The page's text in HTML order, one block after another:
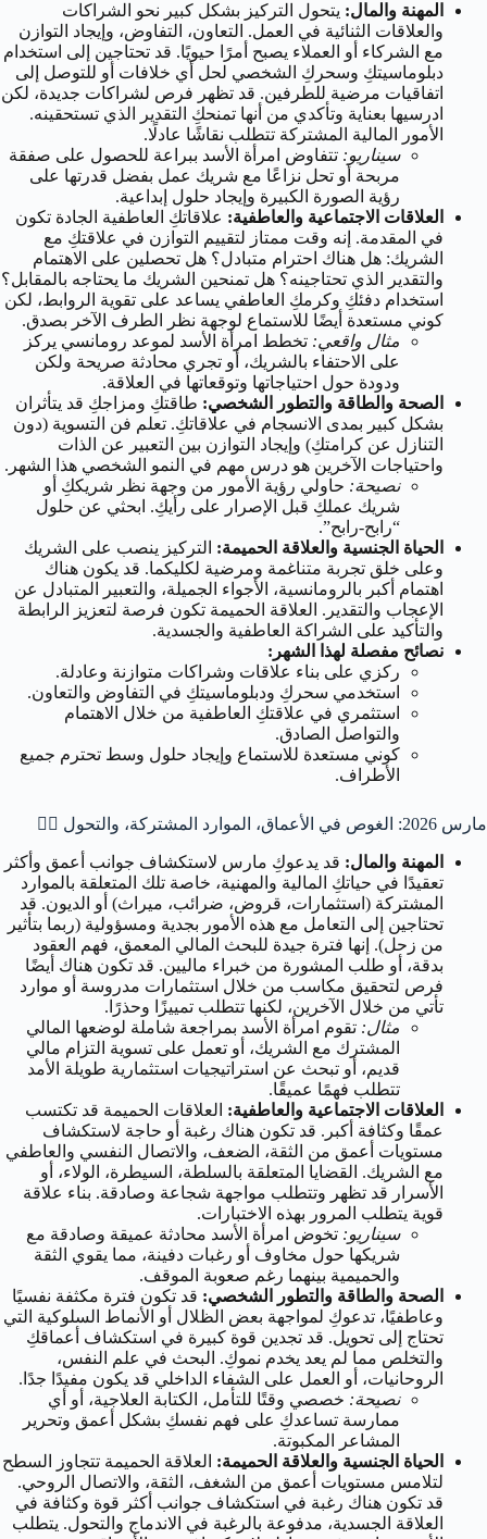
المهنة والمال: يتحول التركيز بشكل كبير نحو الشراكات
والعلاقات الثنائية في العمل. التعاون، التفاوض، وإيجاد التوازن
مع الشركاء أو العملاء يصبح أمرًا حيويًا. قد تحتاجين إلى استخدام
دبلوماسيتكِ وسحركِ الشخصي لحل أي خلافات أو للتوصل إلى
اتفاقيات مرضية للطرفين. قد تظهر فرص لشراكات جديدة، لكن
ادرسيها بعناية وتأكدي من أنها تمنحكِ التقدير الذي تستحقينه.
الأمور المالية المشتركة تتطلب نقاشًا عادلًا.
سيناريو: تتفاوض امرأة الأسد ببراعة للحصول على صفقة
مربحة أو تحل نزاعًا مع شريك عمل بفضل قدرتها على
رؤية الصورة الكبيرة وإيجاد حلول إبداعية.
العلاقات الاجتماعية والعاطفية: علاقاتكِ العاطفية الجادة تكون
في المقدمة. إنه وقت ممتاز لتقييم التوازن في علاقتكِ مع
الشريك: هل هناك احترام متبادل؟ هل تحصلين على الاهتمام
والتقدير الذي تحتاجينه؟ هل تمنحين الشريك ما يحتاجه بالمقابل؟
استخدام دفئكِ وكرمكِ العاطفي يساعد على تقوية الروابط، لكن
كوني مستعدة أيضًا للاستماع لوجهة نظر الطرف الآخر بصدق.
مثال واقعي: تخطط امرأة الأسد لموعد رومانسي يركز
على الاحتفاء بالشريك، أو تجري محادثة صريحة ولكن
ودودة حول احتياجاتها وتوقعاتها في العلاقة.
الصحة والطاقة والتطور الشخصي: طاقتكِ ومزاجكِ قد يتأثران
بشكل كبير بمدى الانسجام في علاقاتكِ. تعلم فن التسوية (دون
التنازل عن كرامتكِ) وإيجاد التوازن بين التعبير عن الذات
واحتياجات الآخرين هو درس مهم في النمو الشخصي هذا الشهر.
نصيحة: حاولي رؤية الأمور من وجهة نظر شريككِ أو
شريك عملكِ قبل الإصرار على رأيكِ. ابحثي عن حلول
“رابح-رابح”.
الحياة الجنسية والعلاقة الحميمة: التركيز ينصب على الشريك
وعلى خلق تجربة متناغمة ومرضية لكليكما. قد يكون هناك
اهتمام أكبر بالرومانسية، الأجواء الجميلة، والتعبير المتبادل عن
الإعجاب والتقدير. العلاقة الحميمة تكون فرصة لتعزيز الرابطة
والتأكيد على الشراكة العاطفية والجسدية.
نصائح مفصلة لهذا الشهر:
ركزي على بناء علاقات وشراكات متوازنة وعادلة.
استخدمي سحركِ ودبلوماسيتكِ في التفاوض والتعاون.
استثمري في علاقتكِ العاطفية من خلال الاهتمام
والتواصل الصادق.
كوني مستعدة للاستماع وإيجاد حلول وسط تحترم جميع
الأطراف.
مارس 2026: الغوص في الأعماق، الموارد المشتركة، والتحول 🧘‍♀️
المهنة والمال: قد يدعوكِ مارس لاستكشاف جوانب أعمق وأكثر
تعقيدًا في حياتكِ المالية والمهنية، خاصة تلك المتعلقة بالموارد
المشتركة (استثمارات، قروض، ضرائب، ميراث) أو الديون. قد
تحتاجين إلى التعامل مع هذه الأمور بجدية ومسؤولية (ربما بتأثير
من زحل). إنها فترة جيدة للبحث المالي المعمق، فهم العقود
بدقة، أو طلب المشورة من خبراء ماليين. قد تكون هناك أيضًا
فرص لتحقيق مكاسب من خلال استثمارات مدروسة أو موارد
تأتي من خلال الآخرين، لكنها تتطلب تمييزًا وحذرًا.
مثال: تقوم امرأة الأسد بمراجعة شاملة لوضعها المالي
المشترك مع الشريك، أو تعمل على تسوية التزام مالي
قديم، أو تبحث عن استراتيجيات استثمارية طويلة الأمد
تتطلب فهمًا عميقًا.
العلاقات الاجتماعية والعاطفية: العلاقات الحميمة قد تكتسب
عمقًا وكثافة أكبر. قد تكون هناك رغبة أو حاجة لاستكشاف
مستويات أعمق من الثقة، الضعف، والاتصال النفسي والعاطفي
مع الشريك. القضايا المتعلقة بالسلطة، السيطرة، الولاء، أو
الأسرار قد تظهر وتتطلب مواجهة شجاعة وصادقة. بناء علاقة
قوية يتطلب المرور بهذه الاختبارات.
سيناريو: تخوض امرأة الأسد محادثة عميقة وصادقة مع
شريكها حول مخاوف أو رغبات دفينة، مما يقوي الثقة
والحميمية بينهما رغم صعوبة الموقف.
الصحة والطاقة والتطور الشخصي: قد تكون فترة مكثفة نفسيًا
وعاطفيًا، تدعوكِ لمواجهة بعض الظلال أو الأنماط السلوكية التي
تحتاج إلى تحويل. قد تجدين قوة كبيرة في استكشاف أعماقكِ
والتخلص مما لم يعد يخدم نموكِ. البحث في علم النفس،
الروحانيات، أو العمل على الشفاء الداخلي قد يكون مفيدًا جدًا.
نصيحة: خصصي وقتًا للتأمل، الكتابة العلاجية، أو أي
ممارسة تساعدكِ على فهم نفسكِ بشكل أعمق وتحرير
المشاعر المكبوتة.
الحياة الجنسية والعلاقة الحميمة: العلاقة الحميمة تتجاوز السطح
لتلامس مستويات أعمق من الشغف، الثقة، والاتصال الروحي.
قد تكون هناك رغبة في استكشاف جوانب أكثر قوة وكثافة في
العلاقة الجسدية، مدفوعة بالرغبة في الاندماج والتحول. يتطلب